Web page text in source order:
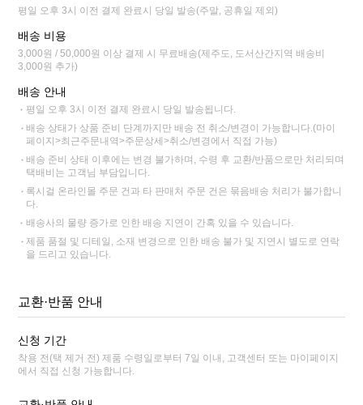
평일 오후 3시 이전 결제 완료시 당일 발송(주말, 공휴일 제외)
배송 비용
3,000원 / 50,000원 이상 결제 시 무료배송(제주도, 도서산간지역 배송비
3,000원 추가)
배송 안내
평일 오후 3시 이전 결제 완료시 당일 발송됩니다.
배송 상태가 상품 준비 단계까지만 배송 전 취소/변경이 가능합니다.(마이
페이지>최근주문내역>주문상세>취소/변경에서 직접 가능)
배송 준비 상태 이후에는 변경 불가하며, 수령 후 교환/반품으로만 처리되며
택배비는 고객님 부담입니다.
록시걸 온라인몰 주문 건과 타 판매처 주문 건은 묶음배송 처리가 불가합니
다.
배송사의 물량 증가로 인한 배송 지연이 간혹 있을 수 있습니다.
제품 품절 및 디테일, 소재 변경으로 인한 배송 불가 및 지연시 별도로 연락
을 드리고 있습니다.
교환·반품 안내
신청 기간
착용 전(택 제거 전) 제품 수령일로부터 7일 이내, 고객센터 또는 마이페이지
에서 직접 신청 가능합니다.